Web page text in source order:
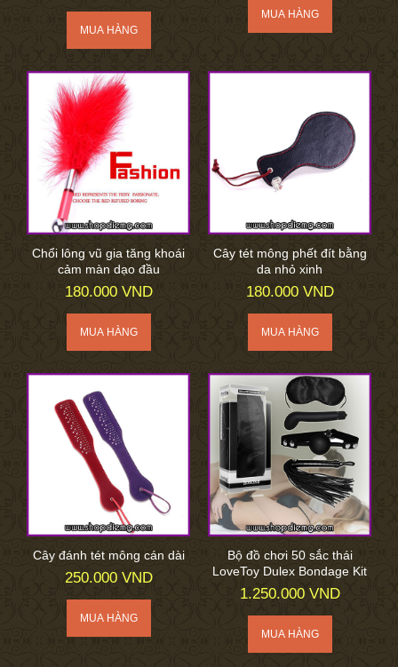
Chổi lông vũ gia tăng khoái
cảm màn dạo đầu
180.000 VND
Cây tét mông phết đít bằng
da nhỏ xinh
180.000 VND
Cây đánh tét mông cán dài
250.000 VND
Bộ đồ chơi 50 sắc thái
LoveToy Dulex Bondage Kit
1.250.000 VND